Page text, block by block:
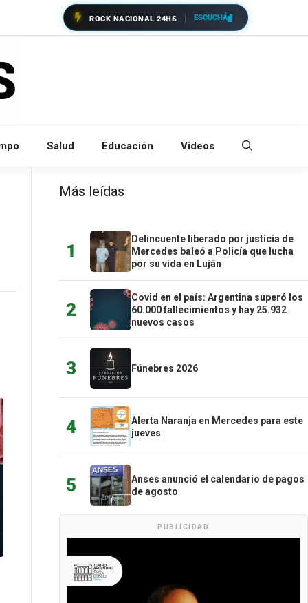
ROCK NACIONAL 24HS ESCUCHÁ
Salud Educación Videos
Más leídas
1
Delincuente liberado por justicia de
Mercedes baleó a Policía que lucha
por su vida en Luján
2
Covid en el país: Argentina superó los
60.000 fallecimientos y hay 25.932
nuevos casos
3 Fúnebres 2026
4
Alerta Naranja en Mercedes para este
jueves
5
Anses anunció el calendario de pagos
de agosto
PUBLICIDAD